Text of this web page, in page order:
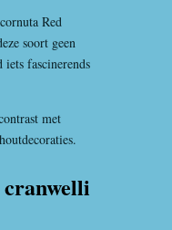
Red
soort geen
fascinerends
met